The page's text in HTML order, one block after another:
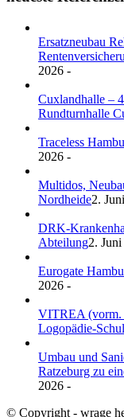
Ersatzneubau
2026 -
Cuxlandhalle –
Rundturnhalle
Traceless
2026 -
Multidos,
Nordheide2.
DRK-
Abteilung2.
Eurogate
2026 -
VITREA (vorm.
Logopädie-
Umbau und
Ratzeburg zu
2026 -
© Copyright - wrage